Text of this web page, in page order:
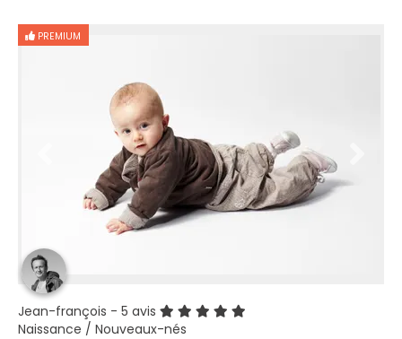
PREMIUM
Jean-françois - 5 avis
Naissance / Nouveaux-nés